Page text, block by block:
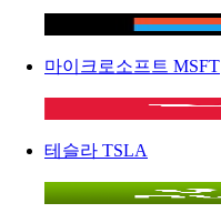
마이크로소프트 MSFT
테슬라 TSLA